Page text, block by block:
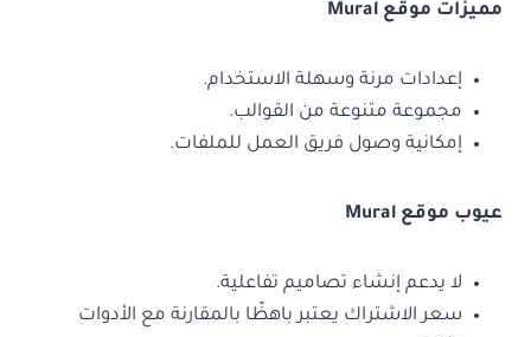
مميزات موقع Mural
إعدادات مرنة وسهلة الاستخدام.
مجموعة متنوعة من القوالب.
إمكانية وصول فريق العمل للملفات.
عيوب موقع Mural
لا يدعم إنشاء تصاميم تفاعلية.
سعر الاشتراك يعتبر باهظًا بالمقارنة مع الأدوات